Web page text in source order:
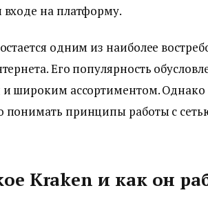
на платформу.
одним из наиболее
Его популярность
широким ассортиментом. Однако
понимать принципы работы с
Kraken и как он